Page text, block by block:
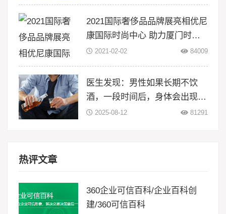
2021国际奢侈品品牌展亮相优尼
康国际时尚中心 助力厦门时尚
升级2021-02-02 84009
医生发现：男性如果长期不饮
酒，一段时间后，身体会出现5
大变化
2025-08-12 81291
热评文章
360企业可信百科/企业百科创
建/360可信百科